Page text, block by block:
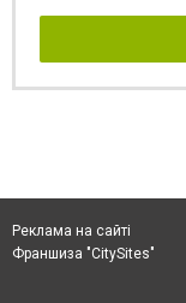
Реклама на сайті
Франшиза "CitySites"